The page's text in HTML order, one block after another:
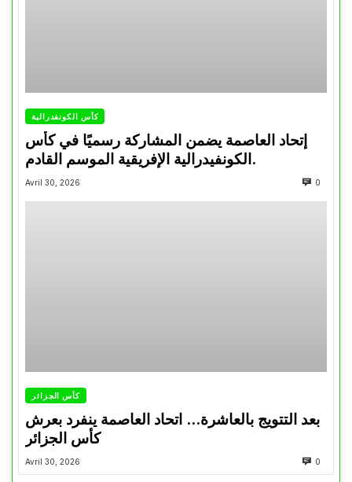
كأس الكونفدرالية
إتحاد العاصمة يضمن المشاركة رسميًا في كأس
الكونفيدرالية الإفريقية الموسم القادم.
Avril 30, 2026 0
كأس الجزائر
بعد التتويج بالعاشرة… اتحاد العاصمة ينفرد بعرش
كأس الجزائر
Avril 30, 2026 0